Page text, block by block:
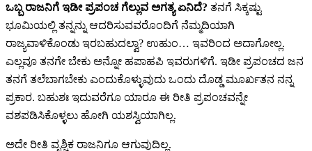
ಒಬ್ಬ ರಾಜನಿಗೆ ಇಡೀ ಪ್ರಪಂಚ ಗೆಲ್ಲುವ ಅಗತ್ಯ ಏನಿದೆ? ತನಗೆ ಸಿಕ್ಕಷ್ಟು
ಭೂಮಿಯಲ್ಲಿ ತನ್ನನ್ನು ಆದರಿಸುವವರೊಂದಿಗೆ ನೆಮ್ಮದಿಯಾಗಿ
ರಾಜ್ಯವಾಳಿಕೊಂಡು ಇರಬಹುದಲ್ವಾ? ಉಹುಂ… ಇವರಿಂದ ಅದಾಗೋಲ್ಲ.
ಎಲ್ಲವೂ ತನಗೇ ಬೇಕು ಅನ್ನೋ ಹಪಾಹಪಿ ಇವರುಗಳಿಗೆ. ಇಡೀ ಪ್ರಪಂಚದ ಜನ
ತನಗೆ ತಲೆಬಾಗಬೇಕು ಎಂದುಕೊಳ್ಳುವುದು ಒಂದು ದೊಡ್ಡ ಮೂರ್ಖತನ ನನ್ನ
ಪ್ರಕಾರ. ಬಹುಶಃ ಇದುವರೆಗೂ ಯಾರೂ ಈ ರೀತಿ ಪ್ರಪಂಚವನ್ನೇ
ವಶಪಡಿಸಿಕೊಳ್ಳಲು ಹೋಗಿ ಯಶಸ್ವಿಯಾಗಿಲ್ಲ.
ಅದೇ ರೀತಿ ವೃಶ್ಚಿಕ ರಾಜನಿಗೂ ಆಗುವುದಿಲ್ಲ.